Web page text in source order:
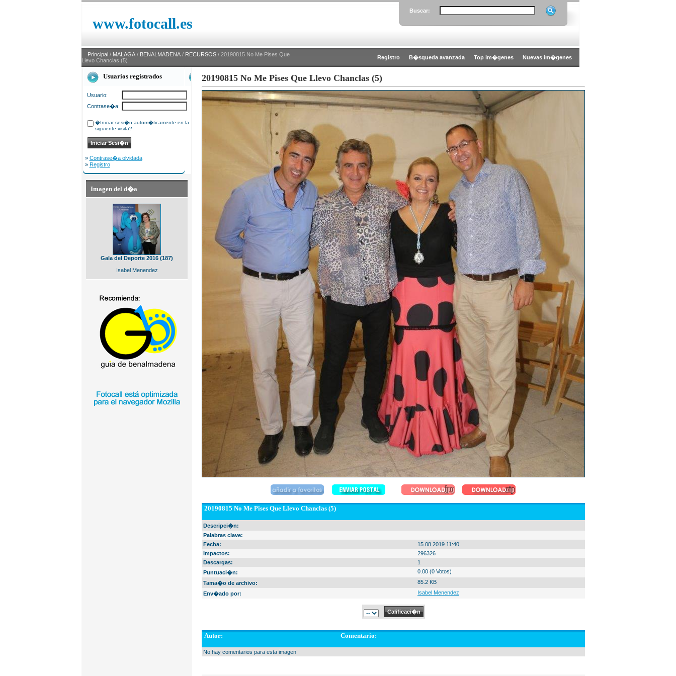
www.fotocall.es
Buscar:
Principal / MALAGA / BENALMADENA / RECURSOS / 20190815 No Me Pises Que
Llevo Chanclas (5)
Registro B�squeda avanzada Top im�genes Nuevas im�genes
Usuarios registrados
Usuario:
Contrase�a:
�Iniciar sesi�n autom�ticamente en la
siguiente visita?
» Contrase�a olvidada
» Registro
Imagen del d�a
Gala del Deporte 2016 (187)
Isabel Menendez
20190815 No Me Pises Que Llevo Chanclas (5)
20190815 No Me Pises Que Llevo Chanclas (5)
Descripci�n:
Palabras clave:
Fecha:
15.08.2019 11:40
Impactos:
296326
Descargas:
1
Puntuaci�n:
0.00 (0 Votos)
Tama�o de archivo:
85.2 KB
Env�ado por:
Isabel Menendez
Autor: Comentario:
No hay comentarios para esta imagen